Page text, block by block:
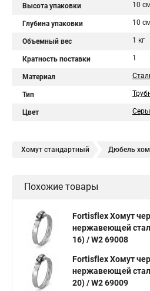
Высота упаковки 10 см
Глубина упаковки 10 см
Объемный вес 1 кг
Кратность поставки 1
Материал
Тип
Цвет
Хомут стандартный Дюбель
Дюбель хомут для крепления
Хомут усиливающий Хомут 32
Хомут червячный
Хомут червячный мм
Хомуты для крепления
Похожие товары
Fortisflex Хомут
нержавеющей
16) / W2 69008
Fortisflex Хомут
нержавеющей
20) / W2 69009